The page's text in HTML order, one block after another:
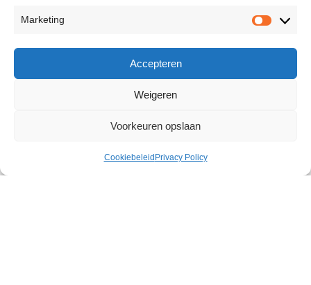
Marketing
Accepteren
Weigeren
Voorkeuren opslaan
Cookiebeleid Privacy Policy